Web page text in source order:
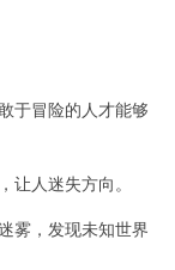
于冒险的人才能够
人迷失方向。
雾，发现未知世界